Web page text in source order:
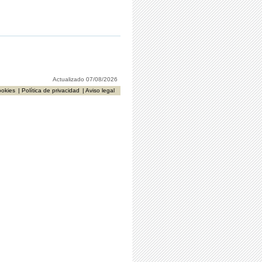
Actualizado 07/08/2026
| Aviso legal
| Política de privacidad